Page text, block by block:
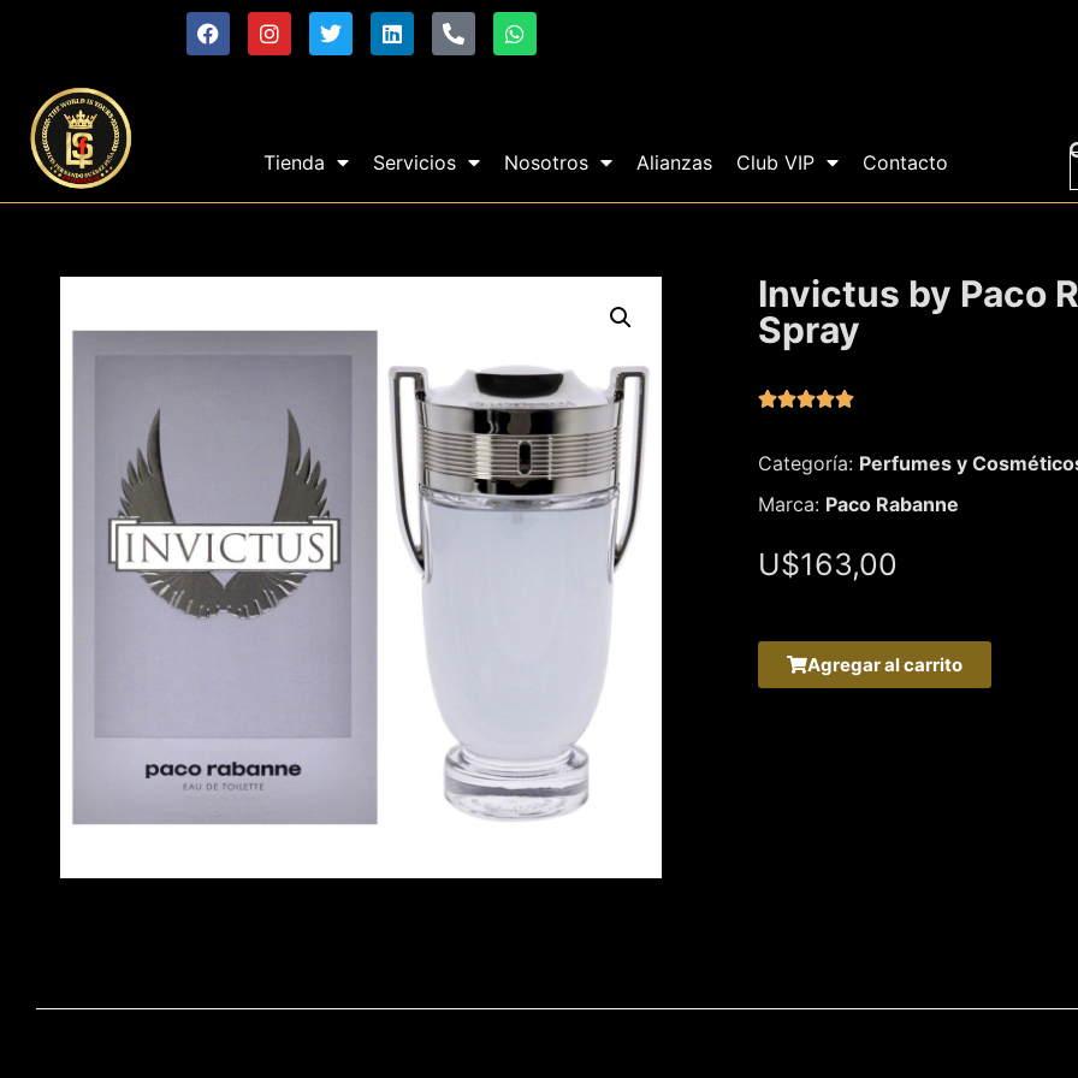
Tienda Servicios Nosotros Alianzas Club VIP Contacto
Invictus by Paco
Spray

Categoría: Perfumes y
Marca: Paco Rabanne
U$163,00
Agregar al carrito